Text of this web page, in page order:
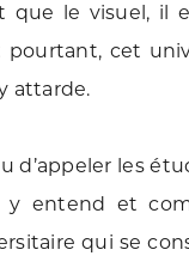
le visuel, il
cet
attarde.
d’appeler les
y entend et
qui se